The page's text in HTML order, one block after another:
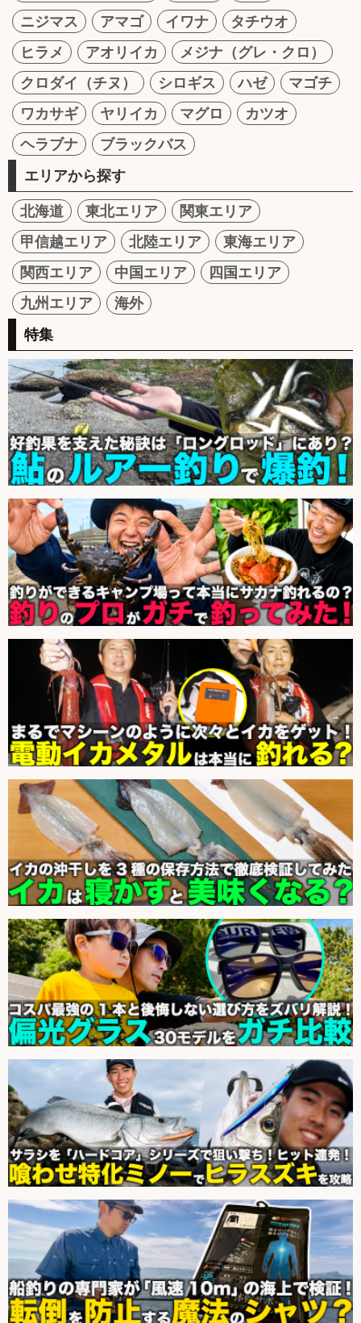
ニジマス
アマゴ イワナ
タチウオ
ヒラメ
アオリイカ
メジナ（グレ・クロ）
クロダイ（チヌ）
シロギス ハゼ
マゴチ
ワカサギ
ヤリイカ マグロ
カツオ
ヘラブナ
ブラックバス
エリアから探す
北海道 東北エリア
関東エリア
甲信越エリア
北陸エリア
東海エリア
関西エリア
中国エリア
四国エリア
九州エリア
海外
特集